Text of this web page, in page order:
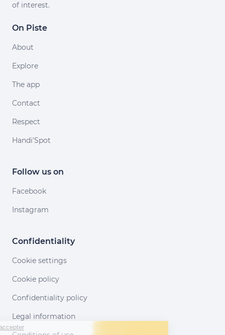
of interest.
On Piste
About
Explore
The app
Contact
Respect
Handi'Spot
Follow us on
Facebook
Instagram
Confidentiality
Cookie settings
Cookie policy
Confidentiality policy
Legal information
Continuer sans accepter